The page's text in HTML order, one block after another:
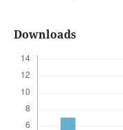
Downloads